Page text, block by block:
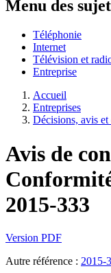
Menu des
Téléphonie
Internet
Télévision et
Entreprise
Accueil
Entreprises
Décisions, avis et
Avis de
2015-333
Version PDF
Autre référence : 2015-